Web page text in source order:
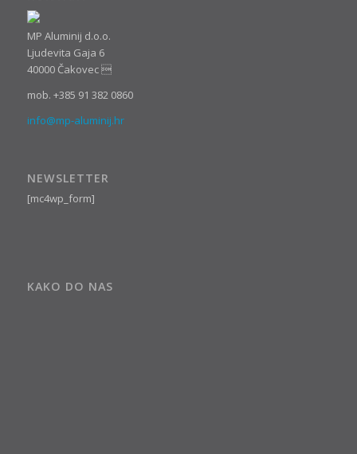
MP Aluminij d.o.o.
Ljudevita Gaja 6
40000 Čakovec 
mob. +385 91 382 0860
info@mp-aluminij.hr
NEWSLETTER
[mc4wp_form]
KAKO DO NAS